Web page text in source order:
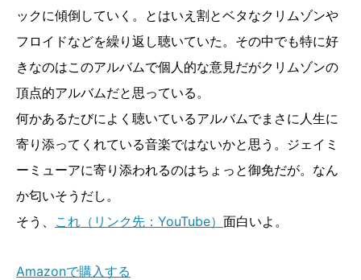
ックに傾倒していく。とはいえ割とベタなクリムゾンや
フロイドなどを繰り返し聴いていた。その中でも特に好
きなのはこのアルバムで個人的な意見だがクリムゾンの
頂点的アルバムだと思っている。
何かあるたびによく聴いているアルバムでまさに人生に
寄り添ってくれている音楽ではないかと思う。ジェイミ
ーミューアに寄り添われるのはちょっと御免だが。なん
か匂いそうだし。
そう、 これ（リンク先：YouTube） 面白いよ。
Amazonで購入する